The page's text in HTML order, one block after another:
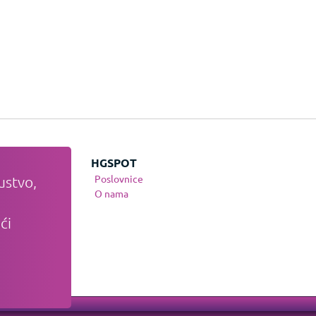
HGSPOT
Poslovnice
O nama